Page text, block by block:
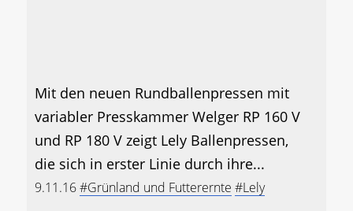
Mit den neuen Rundballenpressen mit
variabler Presskammer Welger RP 160 V
und RP 180 V zeigt Lely Ballenpressen,
die sich in erster Linie durch ihre...
9.11.16#Grünland und Futterernte #Lely